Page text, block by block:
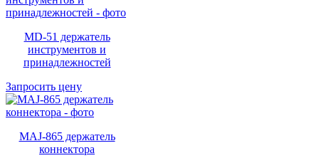
MD-51 держатель
инструментов и
принадлежностей
Запросить цену
MAJ-865 держатель
коннектора